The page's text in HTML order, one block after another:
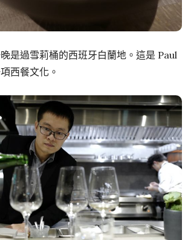
是過雪莉桶的西班牙白蘭地。這是 Paul
西餐文化。